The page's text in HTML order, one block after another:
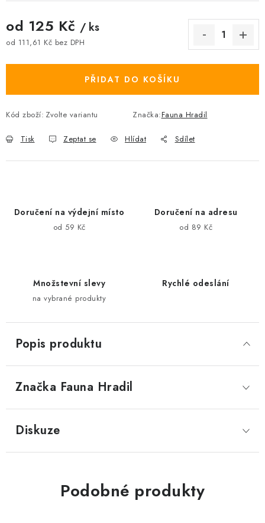
od 125 Kč / ks
od 111,61 Kč bez DPH
PŘIDAT DO KOŠÍKU
Kód zboží: Zvolte variantu Značka:Fauna Hradil
Tisk Zeptat se Hlídat Sdílet
Doručení na výdejní místo
od 59 Kč
Doručení na adresu
od 89 Kč
Množstevní slevy
na vybrané produkty
Rychlé odeslání
Popis produktu
Značka Fauna Hradil
Diskuze
Podobné produkty